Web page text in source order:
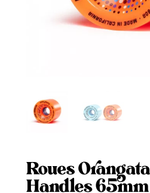
Roues
Handles 65mm